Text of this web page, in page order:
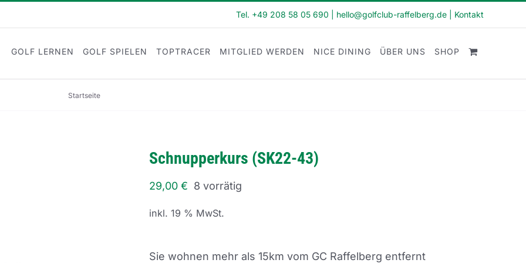
Tel. +49 208 58 05 690 hello@golfclub-raffelberg.de Kontakt
GOLF LERNEN GOLF SPIELEN TOPTRACER MITGLIED WERDEN NICE DINING ÜBER UNS SHOP
Startseite
Schnupperkurs (SK22-43)
29,00 € 8 vorrätig
inkl. 19 % MwSt.
Sie wohnen mehr als 15km vom GC Raffelberg entfernt